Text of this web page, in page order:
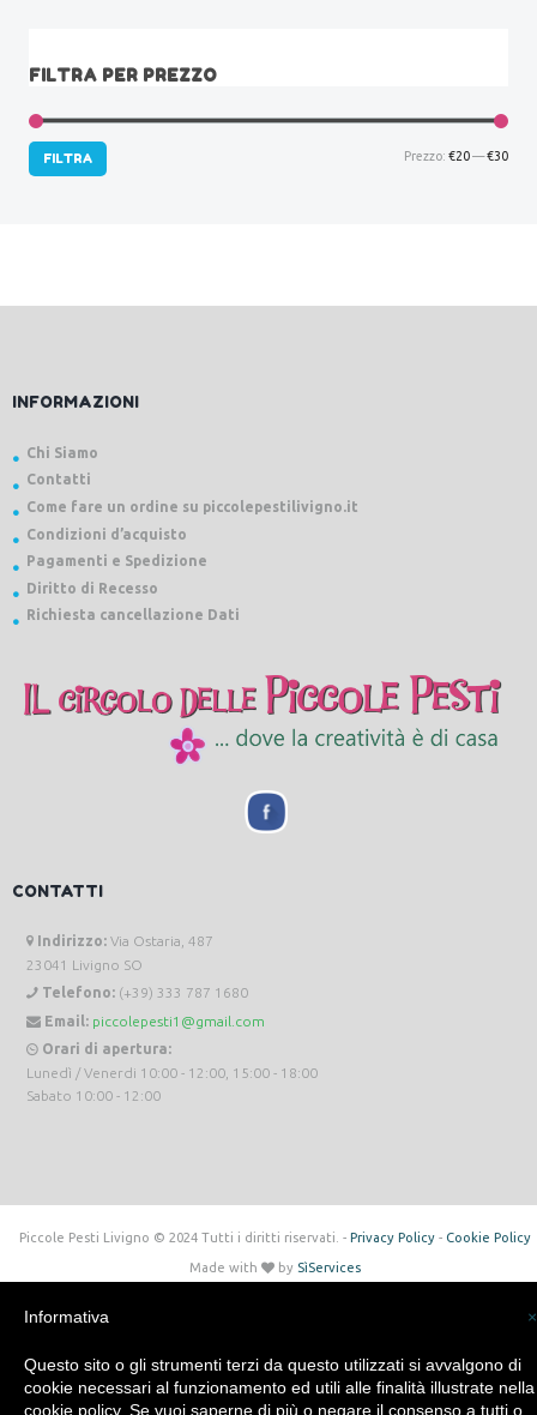
FILTRA PER PREZZO
FILTRA Prezzo: €20—€30
INFORMAZIONI
Chi Siamo
Contatti
Come fare un ordine su piccolepestilivigno.it
Condizioni d’acquisto
Pagamenti e Spedizione
Diritto di Recesso
Richiesta cancellazione Dati
CONTATTI
Indirizzo: Via Ostaria, 487
23041 Livigno SO
Telefono: (+39) 333 787 1680
Email: piccolepesti1@gmail.com
Orari di apertura:
Lunedì / Venerdi 10:00 - 12:00, 15:00 - 18:00
Sabato 10:00 - 12:00
Piccole Pesti Livigno © 2024 Tutti i diritti riservati. - Privacy Policy- Cookie Policy
Made with by SìServices
×
Informativa
Questo sito o gli strumenti terzi da questo utilizzati si avvalgono di
cookie necessari al funzionamento ed utili alle finalità illustrate nella
cookie policy. Se vuoi saperne di più o negare il consenso a tutti o